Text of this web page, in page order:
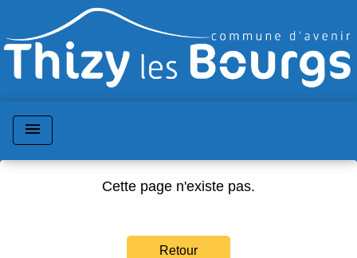
menu
Cette page n'existe pas.
Retour